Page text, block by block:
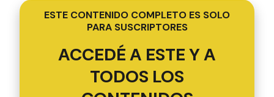
ESTE CONTENIDO COMPLETO ES SOLO
PARA SUSCRIPTORES
ACCEDÉ A ESTE Y A
TODOS LOS